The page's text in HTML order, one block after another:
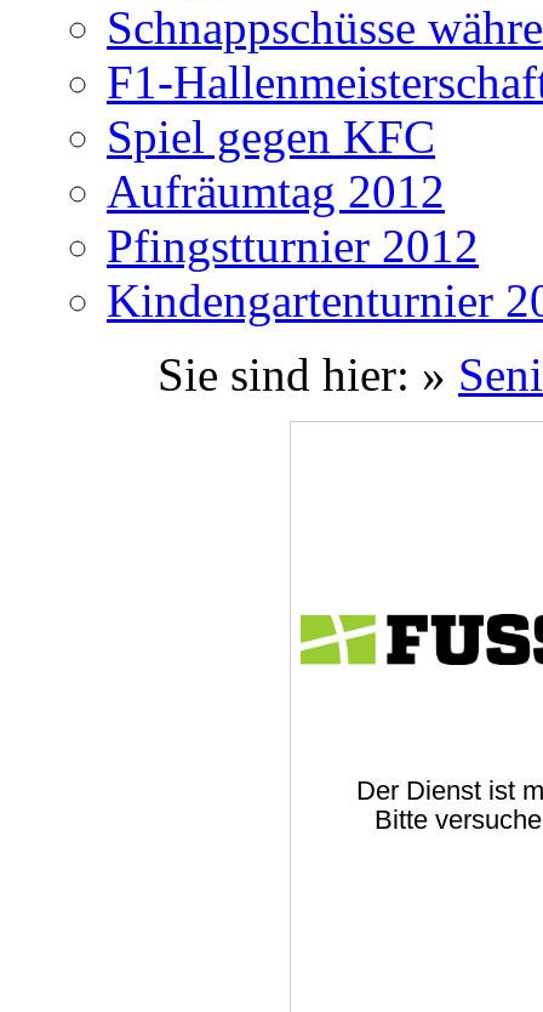
Schnappschüsse
F1-
Spiel gegen KFC
Aufräumtag 2012
Pfingstturnier 2012
Kindengartenturnier
Sie sind hier: »